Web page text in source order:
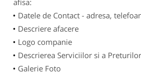
afisa:
Datele de Contact - adresa,
Descriere afacere
Logo companie
Descrierea Serviciilor si a Preturilor
Galerie Foto